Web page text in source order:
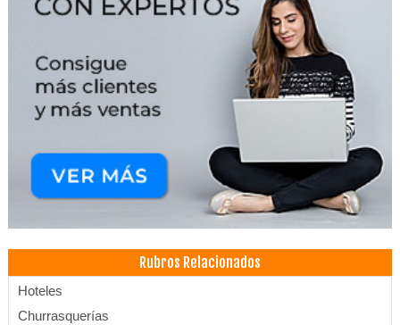
Rubros Relacionados
Hoteles
Churrasquerías